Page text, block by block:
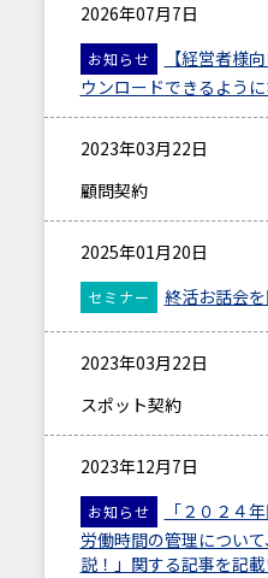
2026年07月7日
お知らせ
【経営者様
ウンロードできるように
2023年03月22日
顧問契約
2025年01月20日
セミナー 終活お話会
2023年03月22日
スポット契約
2023年12月7日
お知らせ
「２０２４
労働時間の管理につい
説！」関する記事を記載